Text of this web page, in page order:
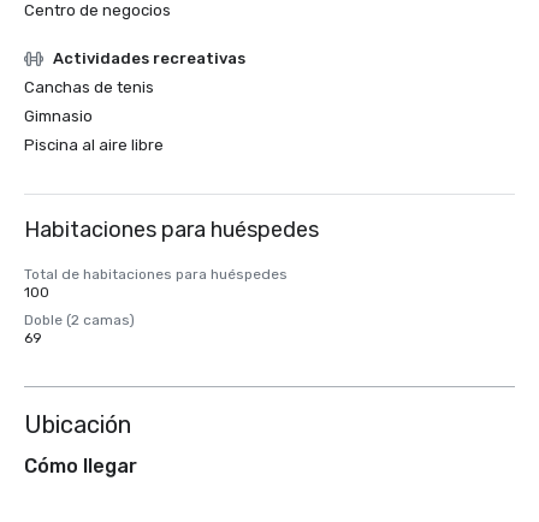
Centro de negocios
Actividades recreativas
Canchas de tenis
Gimnasio
Piscina al aire libre
Habitaciones para huéspedes
Total de habitaciones para huéspedes
100
Doble (2 camas)
69
Ubicación
Cómo llegar